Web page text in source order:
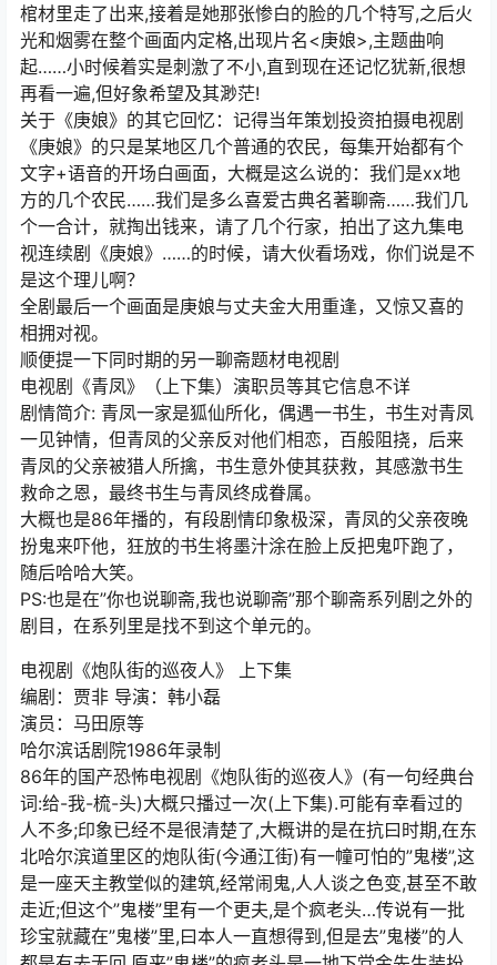
棺材里走了出来,接着是她那张惨白的脸的几个特写,之后火
光和烟雾在整个画面内定格,出现片名<庚娘>,主题曲响
起……小时候着实是刺激了不小,直到现在还记忆犹新,很想
再看一遍,但好象希望及其渺茫!
关于《庚娘》的其它回忆：记得当年策划投资拍摄电视剧
《庚娘》的只是某地区几个普通的农民，每集开始都有个
文字+语音的开场白画面，大概是这么说的：我们是xx地
方的几个农民……我们是多么喜爱古典名著聊斋……我们几
个一合计，就掏出钱来，请了几个行家，拍出了这九集电
视连续剧《庚娘》……的时候，请大伙看场戏，你们说是不
是这个理儿啊？
全剧最后一个画面是庚娘与丈夫金大用重逢，又惊又喜的
相拥对视。
顺便提一下同时期的另一聊斋题材电视剧
电视剧《青凤》（上下集）演职员等其它信息不详
剧情简介: 青凤一家是狐仙所化，偶遇一书生，书生对青凤
一见钟情，但青凤的父亲反对他们相恋，百般阻挠，后来
青凤的父亲被猎人所擒，书生意外使其获救，其感激书生
救命之恩，最终书生与青凤终成眷属。
大概也是86年播的，有段剧情印象极深，青凤的父亲夜晚
扮鬼来吓他，狂放的书生将墨汁涂在脸上反把鬼吓跑了，
随后哈哈大笑。
PS:也是在”你也说聊斋,我也说聊斋”那个聊斋系列剧之外的
剧目，在系列里是找不到这个单元的。
电视剧《炮队街的巡夜人》 上下集
编剧：贾非 导演：韩小磊
演员：马田原等
哈尔滨话剧院1986年录制
86年的国产恐怖电视剧《炮队街的巡夜人》(有一句经典台
词:给-我-梳-头)大概只播过一次(上下集).可能有幸看过的
人不多;印象已经不是很清楚了,大概讲的是在抗曰时期,在东
北哈尔滨道里区的炮队街(今通江街)有一幢可怕的”鬼楼”,这
是一座天主教堂似的建筑,经常闹鬼,人人谈之色变,甚至不敢
走近;但这个”鬼楼”里有一个更夫,是个疯老头…传说有一批
珍宝就藏在”鬼楼”里,曰本人一直想得到,但是去”鬼楼”的人